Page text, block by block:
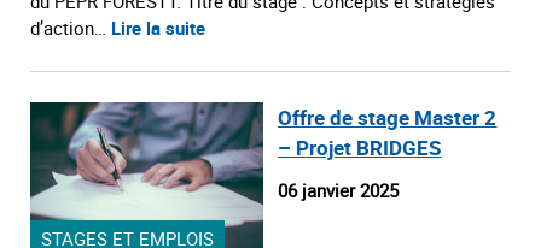
d’action… Lire la suite
STAGES ET EMPLOIS
Offre de stage Master 2
– Projet BRIDGES
06 janvier 2025